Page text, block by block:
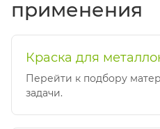
применения
Краска для
Перейти к подбору
задачи.